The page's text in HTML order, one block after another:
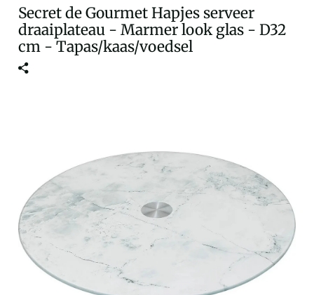
Secret de Gourmet Hapjes serveer
draaiplateau - Marmer look glas - D32
cm - Tapas/kaas/voedsel